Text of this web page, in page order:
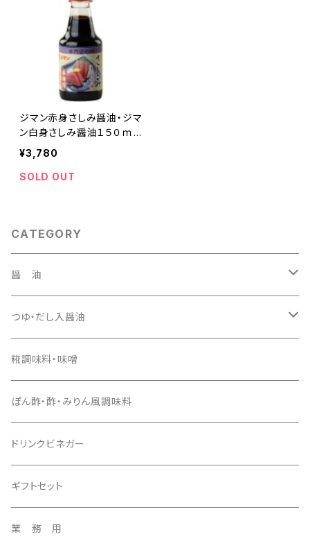
ジマン赤身さしみ醤油・ジマ
ン白身さしみ醤油１５０ｍｌ
各５本 計１０本
¥3,780
SOLD OUT
CATEGORY
醤 油
１．８Ｌ
１Ｌ
３７０ｍｌ
つゆ・だし入醤油
１．８Ｌ
1Ｌ
２種セット
3種セット
３７０ｍｌ
糀調味料・味噌
ぽん酢・酢・みりん風調味料
ドリンクビネガー
ギフトセット
業 務 用